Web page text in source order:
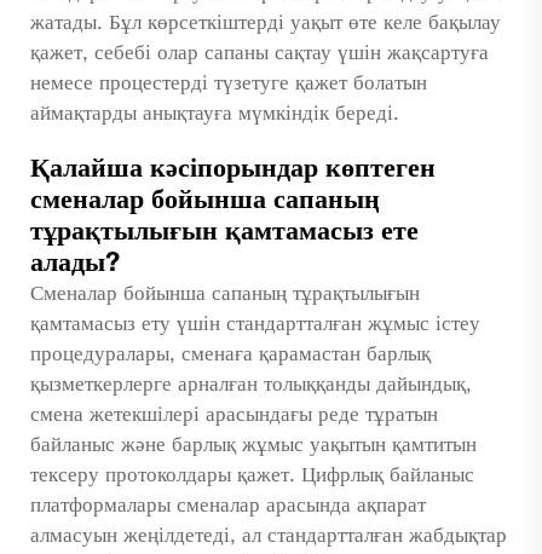
жатады. Бұл көрсеткіштерді уақыт өте келе бақылау
қажет, себебі олар сапаны сақтау үшін жақсартуға
немесе процестерді түзетуге қажет болатын
аймақтарды анықтауға мүмкіндік береді.
Қалайша кәсіпорындар көптеген
сменалар бойынша сапаның
тұрақтылығын қамтамасыз ете
алады?
Сменалар бойынша сапаның тұрақтылығын
қамтамасыз ету үшін стандартталған жұмыс істеу
процедуралары, сменаға қарамастан барлық
қызметкерлерге арналған толыққанды дайындық,
смена жетекшілері арасындағы реде тұратын
байланыс және барлық жұмыс уақытын қамтитын
тексеру протоколдары қажет. Цифрлық байланыс
платформалары сменалар арасында ақпарат
алмасуын жеңілдетеді, ал стандартталған жабдықтар